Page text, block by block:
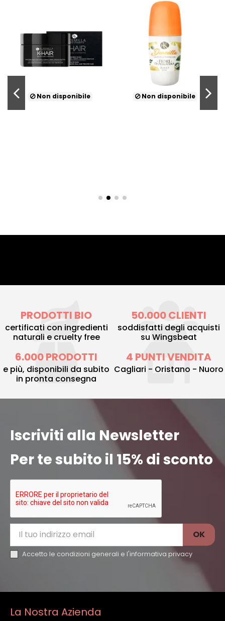
Non disponibile Non disponibile
PRODOTTI BIO
certificati con ingredienti
naturali e cruelty free
50.000 CLIENTI
soddisfatti degli acquisti
su Wingsbeat
6.000 PRODOTTI
e più, disponibili da subito
in pronta consegna
4 PUNTI VENDITA
Cagliari - Oristano - Nuoro
Iscriviti alla Newsletter
Per te subito il 15% di sconto
Accetto le condizioni generali e l'informativa privacy
La Nostra Azienda